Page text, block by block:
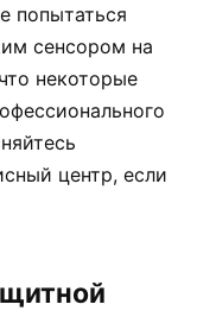
попытаться
сенсором на
некоторые
центр, если